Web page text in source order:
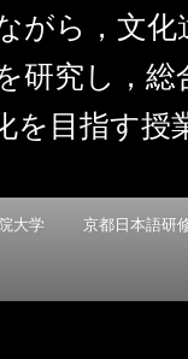
がら，文化
研究し，総
を目指す授
大学 京都日本語研